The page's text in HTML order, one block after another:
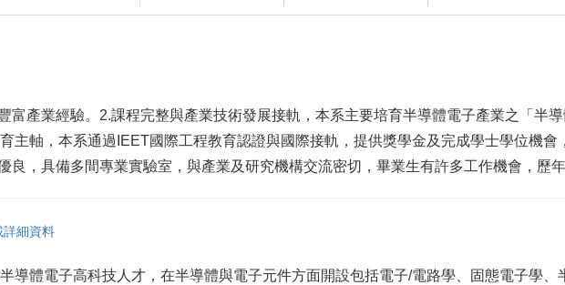
富產業經驗。2.課程完整與產業技術發展接軌，本系主要培育半導體電子產業之「半
主軸，本系通過IEET國際工程教育認證與國際接軌，提供獎學金及完成學士學位機會
良，具備多間專業實驗室，與產業及研究機構交流密切，畢業生有許多工作機會，歷
詳細資料
導體電子高科技人才，在半導體與電子元件方面開設包括電子/電路學、固態電子學